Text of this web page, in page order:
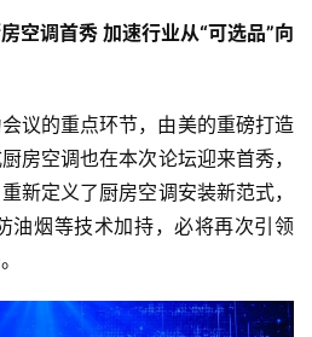
空调首秀 加速行业从“可选品”向
议的重点环节，由美的重磅打造
房空调也在本次论坛迎来首秀，
新定义了厨房空调安装新范式，
油烟等技术加持，必将再次引领